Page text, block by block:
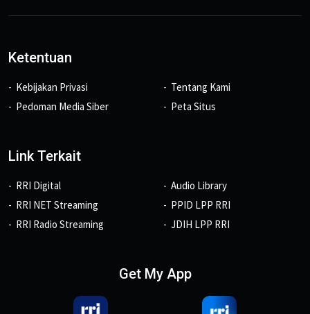
Ketentuan
Kebijakan Privasi
Pedoman Media Siber
Tentang Kami
Peta Situs
Link Terkait
RRI Digital
RRI NET Streaming
RRI Radio Streaming
Audio Library
PPID LPP RRI
JDIH LPP RRI
Get My App